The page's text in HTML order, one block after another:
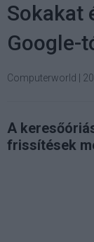
Sokakat
Google-
Computerworld
A
frissítések